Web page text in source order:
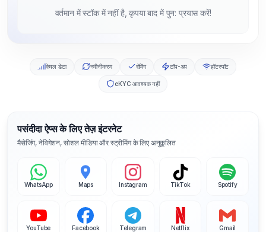
वर्तमान में स्टॉक में नहीं है, कृपया बाद में पुन: प्रयास करें!
केवल डेटा नवीनीकरण रोमिंग टॉप-अप हॉटस्पॉट
eKYC आवश्यक नहीं
पसंदीदा ऐप्स के लिए तेज़ इंटरनेट
मैसेजिंग, नेविगेशन, सोशल मीडिया और स्ट्रीमिंग के लिए अनुकूलित
WhatsApp Maps Instagram TikTok Spotify
YouTube Facebook Telegram Netflix Gmail